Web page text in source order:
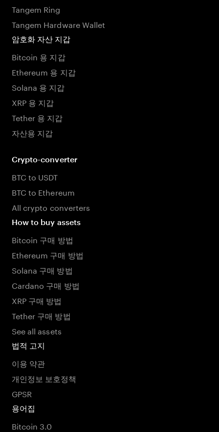
Tangem Ring
Tangem Hardware Wallet
암호화 자산 지갑
Bitcoin 용 지갑
Ethereum 용 지갑
Solana 용 지갑
XRP 용 지갑
Tether 용 지갑
자산용 지갑
Crypto-converter
BTC to USDT
BTC to Ethereum
All crypto converters
How to buy assets
Bitcoin 구매 방법
Ethereum 구매 방법
Solana 구매 방법
Cardano 구매 방법
XRP 구매 방법
Tether 구매 방법
See all assets
법적 고지
이용 약관
개인정보 보호정책
GPSR
용어집
Bitcoin 3.0